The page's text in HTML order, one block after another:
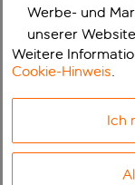
Werbe- und
unserer
Weitere
Cookie-Hinweis.
Ich